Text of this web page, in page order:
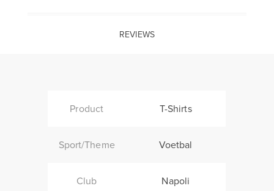
REVIEWS
Product T-Shirts
Sport/Theme Voetbal
Club Napoli